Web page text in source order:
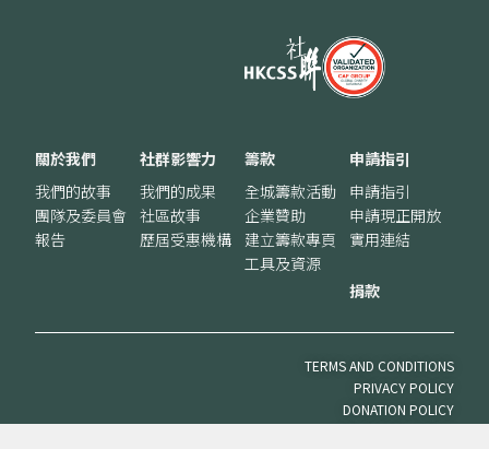
關於我們
我們的故事
團隊及委員會
報告
社群影響力
我們的成果
社區故事
歷屆受惠機構
籌款
全城籌款活動
企業贊助
建立籌款專頁
工具及資源
申請指引
申請指引
申請現正開放
實用連結
捐款
TERMS AND CONDITIONS
PRIVACY POLICY
DONATION POLICY